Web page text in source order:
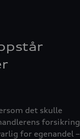
det skulle
forsikring
for egenandel –